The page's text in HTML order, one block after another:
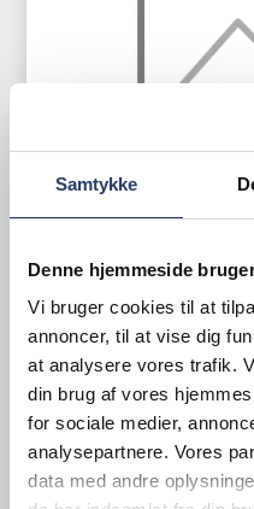
Samtykke
Denne hjemmeside
Vi bruger cookies til at
annoncer, til at vise dig
at analysere vores trafik.
din brug af vores
for sociale medier,
analysepartnere. Vores
data med andre
Judge
Dåseåbner Elektrisk
LxH: 130x220 mm
Sort Plast
Varenr.22081101
+10 på lager